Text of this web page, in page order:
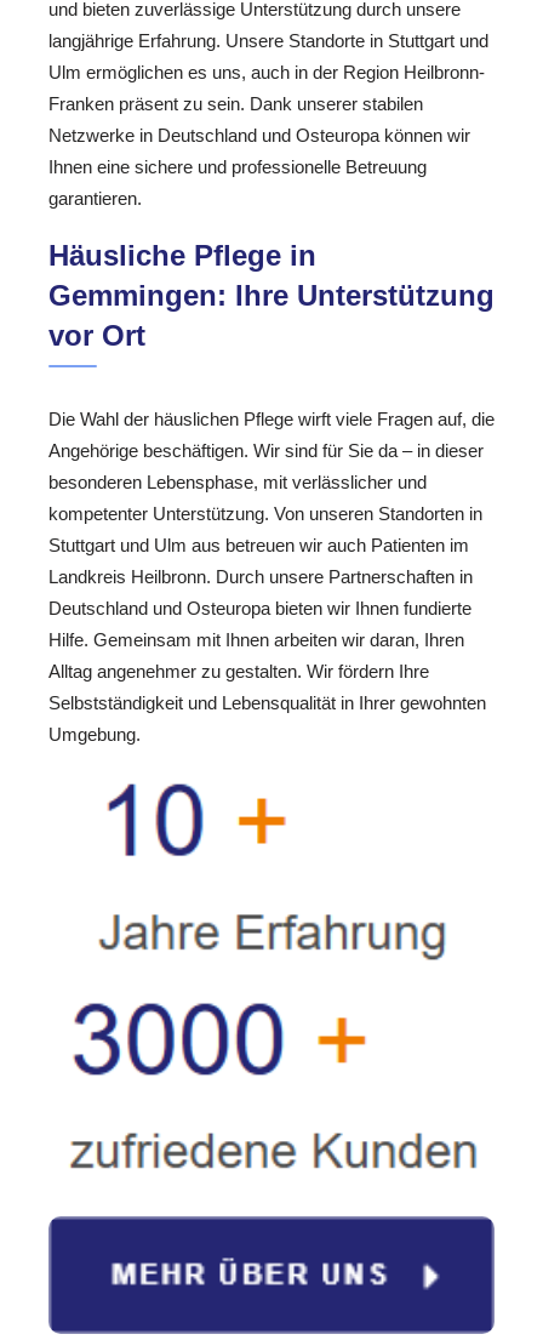
und bieten zuverlässige Unterstützung durch unsere
langjährige Erfahrung. Unsere Standorte in Stuttgart und
Ulm ermöglichen es uns, auch in der Region Heilbronn-
Franken präsent zu sein. Dank unserer stabilen
Netzwerke in Deutschland und Osteuropa können wir
Ihnen eine sichere und professionelle Betreuung
garantieren.
Häusliche Pflege in
Gemmingen: Ihre Unterstützung
vor Ort
Die Wahl der häuslichen Pflege wirft viele Fragen auf, die
Angehörige beschäftigen. Wir sind für Sie da – in dieser
besonderen Lebensphase, mit verlässlicher und
kompetenter Unterstützung. Von unseren Standorten in
Stuttgart und Ulm aus betreuen wir auch Patienten im
Landkreis Heilbronn. Durch unsere Partnerschaften in
Deutschland und Osteuropa bieten wir Ihnen fundierte
Hilfe. Gemeinsam mit Ihnen arbeiten wir daran, Ihren
Alltag angenehmer zu gestalten. Wir fördern Ihre
Selbstständigkeit und Lebensqualität in Ihrer gewohnten
Umgebung.